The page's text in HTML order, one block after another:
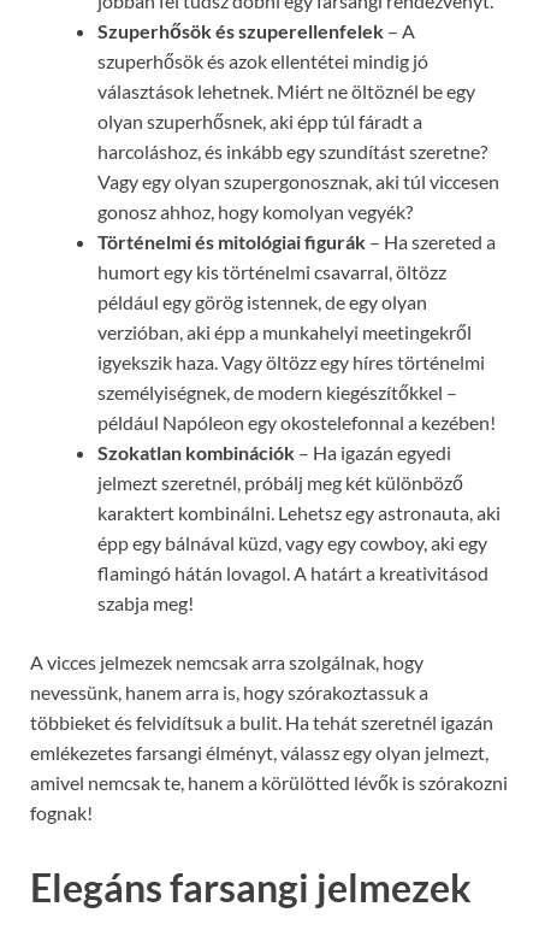
Szuperhősök és szuperellenfelek – A
szuperhősök és azok ellentétei mindig jó
választások lehetnek. Miért ne öltöznél be egy
olyan szuperhősnek, aki épp túl fáradt a
harcoláshoz, és inkább egy szundítást szeretne?
Vagy egy olyan szupergonosznak, aki túl viccesen
gonosz ahhoz, hogy komolyan vegyék?
Történelmi és mitológiai figurák – Ha szereted a
humort egy kis történelmi csavarral, öltözz
például egy görög istennek, de egy olyan
verzióban, aki épp a munkahelyi meetingekről
igyekszik haza. Vagy öltözz egy híres történelmi
személyiségnek, de modern kiegészítőkkel –
például Napóleon egy okostelefonnal a kezében!
Szokatlan kombinációk – Ha igazán egyedi
jelmezt szeretnél, próbálj meg két különböző
karaktert kombinálni. Lehetsz egy astronauta, aki
épp egy bálnával küzd, vagy egy cowboy, aki egy
flamingó hátán lovagol. A határt a kreativitásod
szabja meg!
A vicces jelmezek nemcsak arra szolgálnak, hogy
nevessünk, hanem arra is, hogy szórakoztassuk a
többieket és felvidítsuk a bulit. Ha tehát szeretnél igazán
emlékezetes farsangi élményt, válassz egy olyan jelmezt,
amivel nemcsak te, hanem a körülötted lévők is szórakozni
fognak!
Elegáns farsangi jelmezek